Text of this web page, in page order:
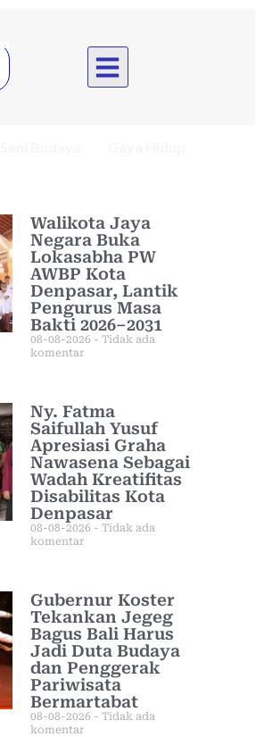
Walikota Jaya
Negara Buka
Lokasabha PW
AWBP Kota
Denpasar, Lantik
Pengurus Masa
Bakti 2026–2031
08-08-2026
Tidak ada
komentar
Ny. Fatma
Saifullah Yusuf
Apresiasi Graha
Nawasena Sebagai
Wadah Kreatifitas
Disabilitas Kota
Denpasar
08-08-2026
Tidak ada
komentar
Gubernur Koster
Tekankan Jegeg
Bagus Bali Harus
Jadi Duta Budaya
dan Penggerak
Pariwisata
Bermartabat
08-08-2026
Tidak ada
komentar